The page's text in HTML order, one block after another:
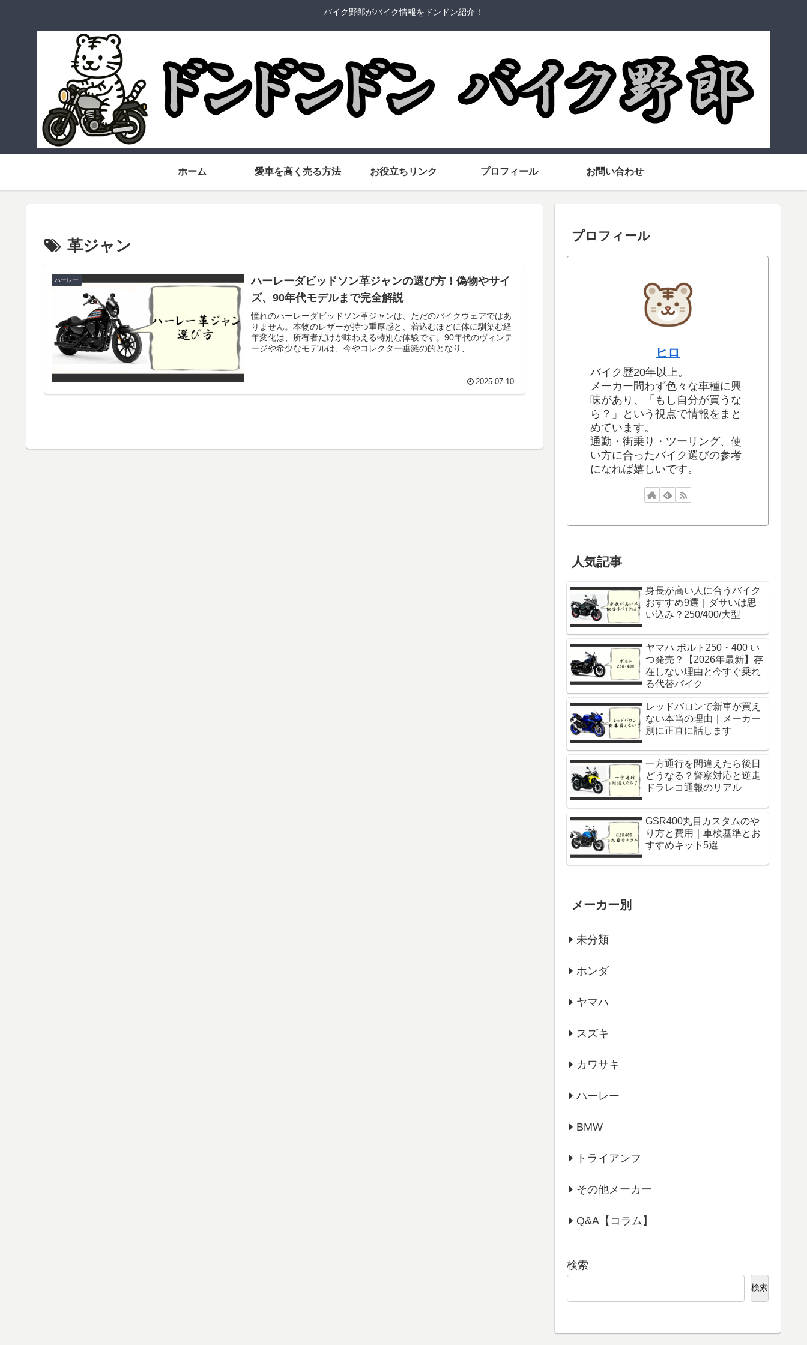
バイク野郎がバイク情報をドンドン紹介！
ホーム 愛車を高く売る方法 お役立ちリンク プロフィール お問い合わせ
革ジャン
ハーレー
ハーレーダビッドソン革ジャンの選び方！偽物やサイ
ズ、90年代モデルまで完全解説
憧れのハーレーダビッドソン革ジャンは、ただのバイクウェアではあ
りません。本物のレザーが持つ重厚感と、着込むほどに体に馴染む経
年変化は、所有者だけが味わえる特別な体験です。90年代のヴィンテ
ージや希少なモデルは、今やコレクター垂涎の的となり、...
2025.07.10
プロフィール
ヒロ
バイク歴20年以上。
メーカー問わず色々な車種に興
味があり、「もし自分が買うな
ら？」という視点で情報をまと
めています。
通勤・街乗り・ツーリング、使
い方に合ったバイク選びの参考
になれば嬉しいです。
人気記事
身長が高い人に合うバイク
おすすめ9選｜ダサいは思
い込み？250/400/大型
ヤマハ ボルト250・400 い
つ発売？【2026年最新】存
在しない理由と今すぐ乗れ
る代替バイク
レッドバロンで新車が買え
ない本当の理由｜メーカー
別に正直に話します
一方通行を間違えたら後日
どうなる？警察対応と逆走
ドラレコ通報のリアル
GSR400丸目カスタムのや
り方と費用｜車検基準とお
すすめキット5選
メーカー別
未分類
ホンダ
ヤマハ
スズキ
カワサキ
ハーレー
BMW
トライアンフ
その他メーカー
Q&A【コラム】
検索
検索